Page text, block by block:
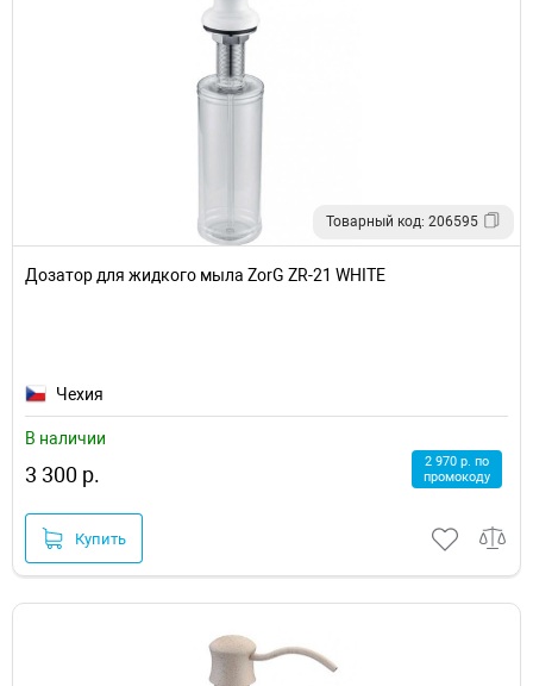
Товарный код: 206595
Дозатор для жидкого мыла ZorG ZR-21 WHITE
Чехия
В наличии
3 300 р.
2 970 р. по
промокоду
Купить